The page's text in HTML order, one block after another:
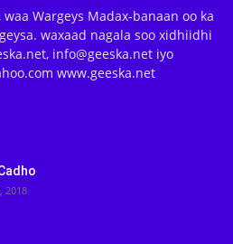
waa Wargeys Madax-banaan oo ka
waxaad nagala soo xidhiidhi
info@geeska.net iyo
www.geeska.net
2018